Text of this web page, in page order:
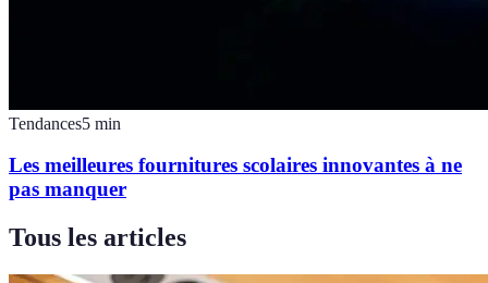
Tendances5 min
Les meilleures fournitures scolaires innovantes à ne
pas manquer
Tous les articles